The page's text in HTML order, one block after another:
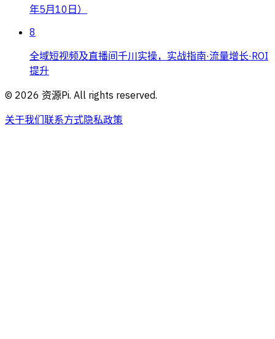
年5月10日）
8
全域短视频及直播间千川实操，实战指南·流量增长·ROI
提升
© 2026 资源Pi. All rights reserved.
关于我们联系方式隐私政策